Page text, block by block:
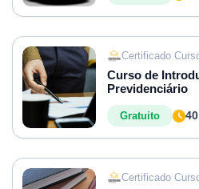
Certificado
Curso de
Previdenciário
Gratuito
Certificado